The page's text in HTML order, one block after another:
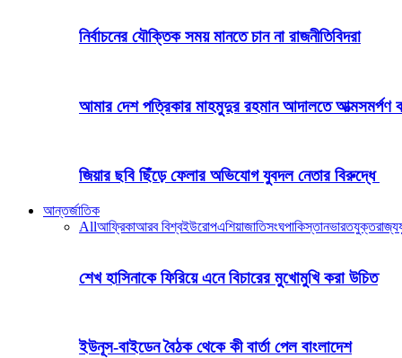
নির্বাচনের যৌক্তিক সময় মানতে চান না রাজনীতিবিদরা
আমার দেশ পত্রিকার মাহমুদুর রহমান আদালতে আত্মসমর্পণ
জিয়ার ছবি ছিঁড়ে ফেলার অভিযোগ যুবদল নেতার বিরুদ্ধে
আন্তর্জাতিক
Allআফ্রিকাআরব বিশ্বইউরোপএশিয়াজাতিসংঘপাকিস্তানভারতযুক্তরাজ্য
শেখ হাসিনাকে ফিরিয়ে এনে বিচারের মুখোমুখি করা উচিত
ইউনূস-বাইডেন বৈঠক থেকে কী বার্তা পেল বাংলাদেশ